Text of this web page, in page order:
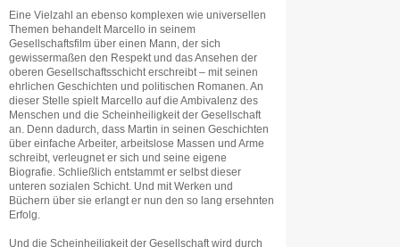
Eine Vielzahl an ebenso komplexen wie universellen
Themen behandelt Marcello in seinem
Gesellschaftsfilm über einen Mann, der sich
gewissermaßen den Respekt und das Ansehen der
oberen Gesellschaftsschicht erschreibt – mit seinen
ehrlichen Geschichten und politischen Romanen. An
dieser Stelle spielt Marcello auf die Ambivalenz des
Menschen und die Scheinheiligkeit der Gesellschaft
an. Denn dadurch, dass Martin in seinen Geschichten
über einfache Arbeiter, arbeitslose Massen und Arme
schreibt, verleugnet er sich und seine eigene
Biografie. Schließlich entstammt er selbst dieser
unteren sozialen Schicht. Und mit Werken und
Büchern über sie erlangt er nun den so lang ersehnten
Erfolg.
Und die Scheinheiligkeit der Gesellschaft wird durch